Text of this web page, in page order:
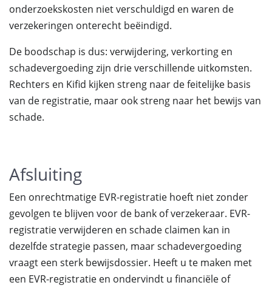
onderzoekskosten niet verschuldigd en waren de
verzekeringen onterecht beëindigd.
De boodschap is dus: verwijdering, verkorting en
schadevergoeding zijn drie verschillende uitkomsten.
Rechters en Kifid kijken streng naar de feitelijke basis
van de registratie, maar ook streng naar het bewijs van
schade.
Afsluiting
Een onrechtmatige EVR-registratie hoeft niet zonder
gevolgen te blijven voor de bank of verzekeraar. EVR-
registratie verwijderen en schade claimen kan in
dezelfde strategie passen, maar schadevergoeding
vraagt een sterk bewijsdossier. Heeft u te maken met
een EVR-registratie en ondervindt u financiële of